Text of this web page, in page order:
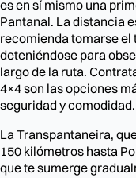
es en sí mismo una
Pantanal. La distancia
recomienda tomarse el
deteniéndose para
largo de la ruta.
4×4 son las opciones
seguridad y comodidad.
La Transpantaneira,
150 kilómetros hasta
que te sumerge